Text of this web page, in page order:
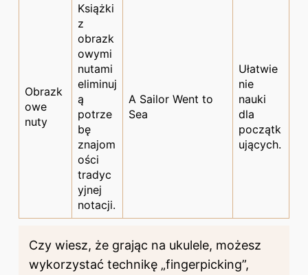
Obrazk
owe
nuty
Książki
z
obrazk
owymi
nutami
eliminuj
ą
potrze
bę
znajom
ości
tradyc
yjnej
notacji.
A Sailor Went to
Sea
Ułatwie
nie
nauki
dla
początk
ujących.
Czy wiesz, że grając na ukulele, możesz
wykorzystać technikę „fingerpicking”,